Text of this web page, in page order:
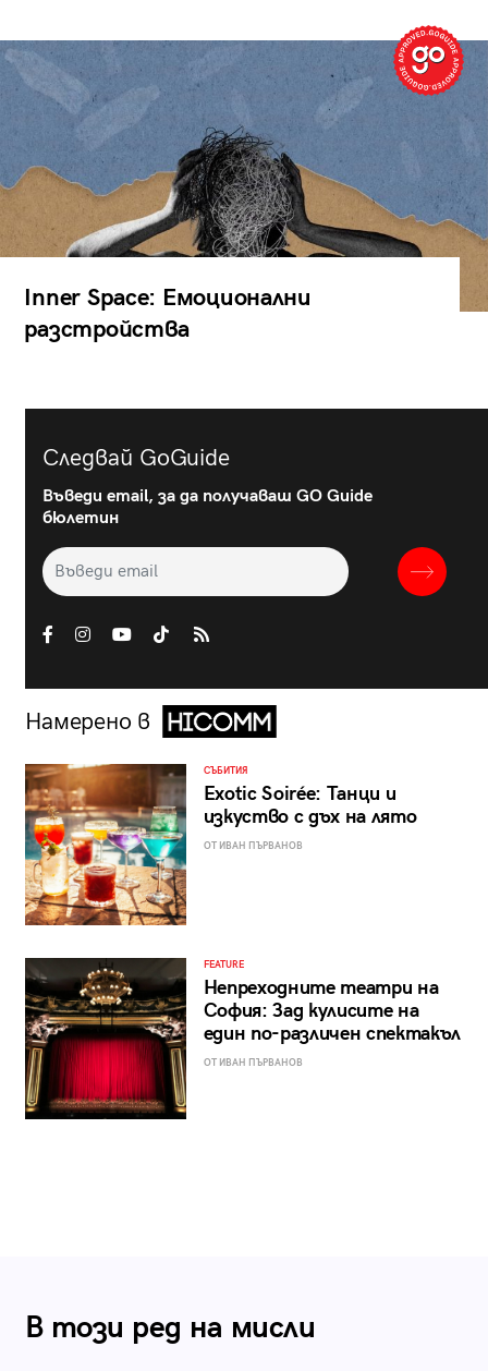
Inner Space: Емоционални
разстройства
Следвай GoGuide
Въведи email, за да получаваш GO Guide
бюлетин
Намерено в
СЪБИТИЯ
Exotic Soirée: Танци и
изкуство с дъх на лято
ОТ ИВАН ПЪРВАНОВ
FEATURE
Непреходните театри на
София: Зад кулисите на
един по-различен спектакъл
ОТ ИВАН ПЪРВАНОВ
В този ред на мисли